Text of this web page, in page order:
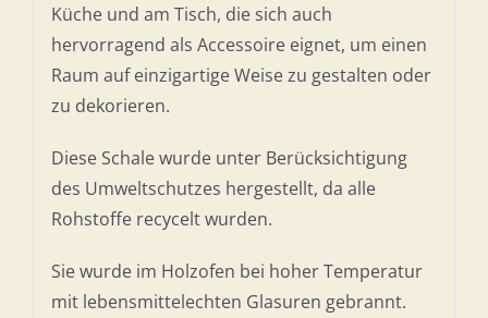
Küche und am Tisch, die sich auch
hervorragend als Accessoire eignet, um einen
Raum auf einzigartige Weise zu gestalten oder
zu dekorieren.
Diese Schale wurde unter Berücksichtigung
des Umweltschutzes hergestellt, da alle
Rohstoffe recycelt wurden.
Sie wurde im Holzofen bei hoher Temperatur
mit lebensmittelechten Glasuren gebrannt.